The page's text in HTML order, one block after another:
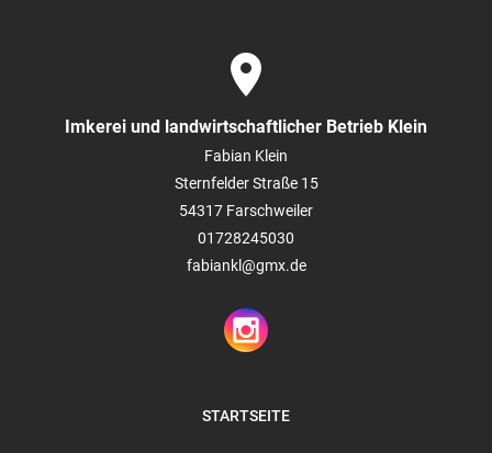
place
Imkerei und landwirtschaftlicher Betrieb Klein
Fabian Klein
Sternfelder Straße 15
54317 Farschweiler
01728245030
fabiankl@gmx.de
STARTSEITE